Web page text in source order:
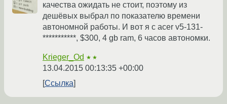
качества ожидать не стоит, поэтому из
дешёвых выбрал по показателю времени
автономной работы. И вот я с acer v5-131-
***********, $300, 4 gb ram, 6 часов автономки.
Krieger_Od ★★
13.04.2015 00:13:35 +00:00
Ссылка